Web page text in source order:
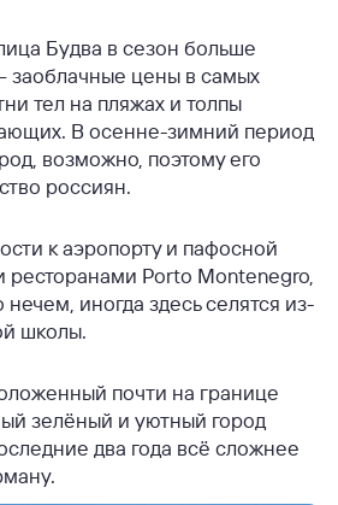
Будва в сезон больше
заоблачные цены в самых
тел на пляжах и толпы
В осенне-зимний период
возможно, поэтому его
россиян.
к аэропорту и пафосной
Porto Montenegro,
нечем, иногда здесь селятся из-
школы.
почти на границе
зелёный и уютный город
два года всё сложнее